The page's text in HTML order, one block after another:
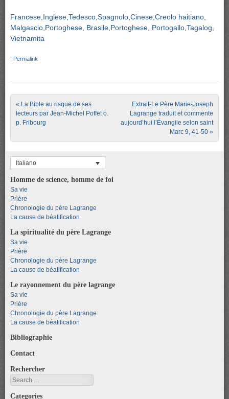
Francese Inglese Tedesco Spagnolo Cinese Creolo haitiano
Malgascio Portoghese, Brasile Portoghese, Portogallo Tagalog
Vietnamita
| Permalink
Post navigation
« La Bible au risque de ses
lecteurs par Jean-Michel Poffet o.
p. Fribourg
Extrait-Le Père Marie-Joseph
Lagrange traduit et commente
aujourd’hui l’Évangile selon saint
Marc 9, 41-50 »
Italiano
Homme de science, homme de foi
Sa vie
Prière
Chronologie du père Lagrange
La cause de béatification
La spiritualité du père Lagrange
Sa vie
Prière
Chronologie du père Lagrange
La cause de béatification
Le rayonnement du père lagrange
Sa vie
Prière
Chronologie du père Lagrange
La cause de béatification
Bibliographie
Contact
Rechercher
Search
Categories